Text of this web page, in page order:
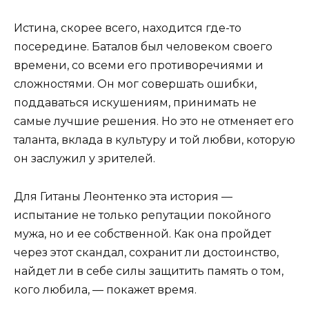
Истина, скорее всего, находится где-то
посередине. Баталов был человеком своего
времени, со всеми его противоречиями и
сложностями. Он мог совершать ошибки,
поддаваться искушениям, принимать не
самые лучшие решения. Но это не отменяет его
таланта, вклада в культуру и той любви, которую
он заслужил у зрителей.
Для Гитаны Леонтенко эта история —
испытание не только репутации покойного
мужа, но и ее собственной. Как она пройдет
через этот скандал, сохранит ли достоинство,
найдет ли в себе силы защитить память о том,
кого любила, — покажет время.